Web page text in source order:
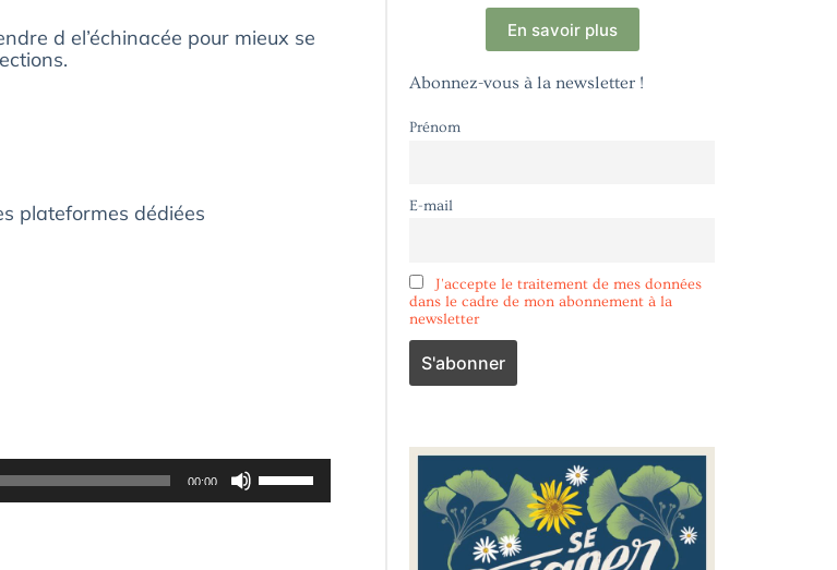
d el’échinacée pour mieux se
plateformes dédiées
00:00
les
En savoir plus
Abonnez-vous à la newsletter !
Prénom
E-mail
J'accepte le traitement de mes données
dans le cadre de mon abonnement à la
newsletter